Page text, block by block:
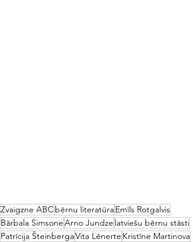
Zvaigzne ABCbērnu literatūraEmīls Rotgalvis
Bārbala SimsoneArno Jundze latviešu bērnu stāsti
Patrīcija ŠteinbergaVita Lēnerte Kristīne Martinova